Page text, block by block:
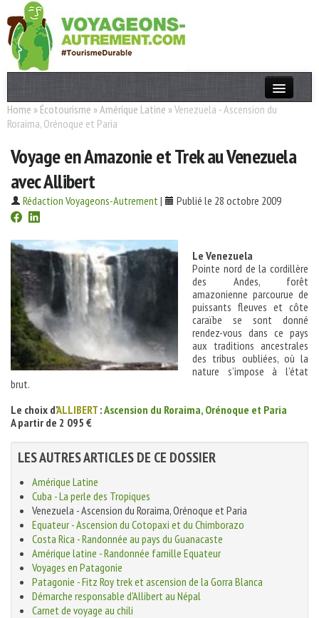
Actualités
Destinations
Acteurs
Thèmes
OK
Home » Écotourisme »Amérique Latine »Venezuela - Ascension du
Roraima, Orénoque et Paria
Voyage en Amazonie et Trek au Venezuela
avec Allibert
Rédaction Voyageons-Autrement| Publié le 28 octobre 2009
Le Venezuela
Pointe nord de la cordillère
des Andes, forêt
amazonienne parcourue de
puissants fleuves et côte
caraïbe se sont donné
rendez-vous dans ce pays
aux traditions ancestrales
des tribus oubliées, où la
nature s’impose à l’état
brut.
Le choix d’ALLIBERT :Ascension du Roraima, Orénoque et Paria
A partir de 2 095 €
LES AUTRES ARTICLES DE CE DOSSIER
Amérique Latine
Cuba - La perle des Tropiques
Venezuela - Ascension du Roraima, Orénoque et Paria
Equateur - Ascension du Cotopaxi et du Chimborazo
Costa Rica - Randonnée au pays du Guanacaste
Amérique latine - Randonnée famille Equateur
Voyages en Patagonie
Patagonie - Fitz Roy trek et ascension de la Gorra Blanca
Démarche responsable d'Allibert au Népal
Carnet de voyage au chili